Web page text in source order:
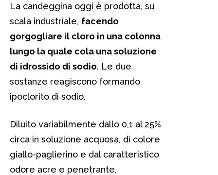
La candeggina oggi è prodotta, su
scala industriale, facendo
gorgogliare il cloro in una colonna
lungo la quale cola una soluzione
di idrossido di sodio. Le due
sostanze reagiscono formando
ipoclorito di sodio.
Diluito variabilmente dallo 0,1 al 25%
circa in soluzione acquosa, di colore
giallo-paglierino e dal caratteristico
odore acre e penetrante,